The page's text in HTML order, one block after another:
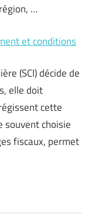
…
et conditions
(SCI) décide de
elle doit
cette
souvent choisie
fiscaux, permet